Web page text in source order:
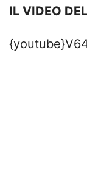
IL VIDEO